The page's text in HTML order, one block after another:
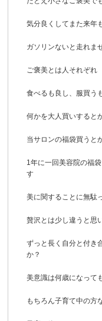
気分良くしてまた来年
ガソリンないと走れま
ご褒美とは人それぞれ
食べるも良し、服買う
何かを大人買いすると
当サロンの福袋買うと
1年に一回美容院の福
す
美に関することに無駄
贅沢とは少し違うと
ずっと長く自分と付き
か？
美意識は何歳になっ
もちろん子育て中の方